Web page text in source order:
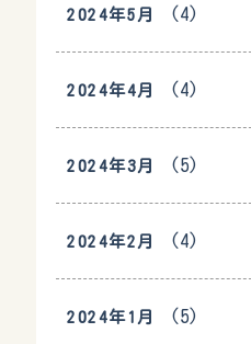
2024年5月 (4)
2024年4月 (4)
2024年3月 (5)
2024年2月 (4)
2024年1月 (5)